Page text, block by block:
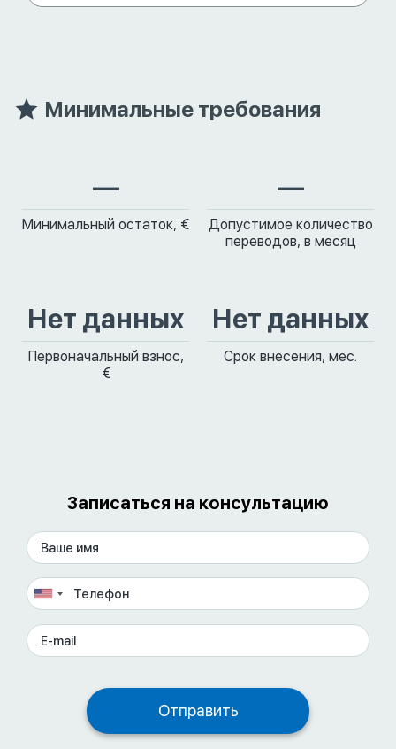
Минимальные требования
—
Минимальный остаток, €
—
Допустимое количество
переводов, в месяц
Нет данных
Первоначальный взнос,
€
Нет данных
Срок внесения, мес.
Записаться на консультацию